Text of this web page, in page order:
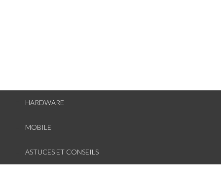
HARDWARE
MOBILE
ASTUCES ET CONSEILS